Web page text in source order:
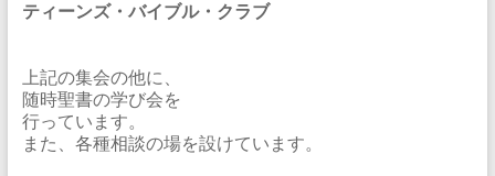
ティーンズ・バイブル・クラブ
上記の集会の他に、
随時聖書の学び会を
行っています。
また、各種相談の場を設けています。